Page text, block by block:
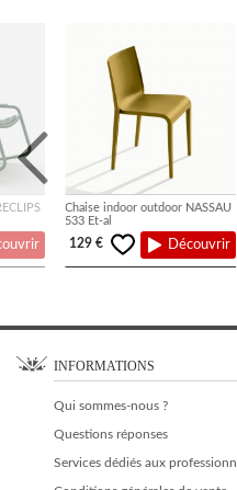
Chaise indoor outdoor NASSAU
533 Et-al
129 € Découvrir
INFORMATIONS
Qui sommes-nous ?
Questions réponses
Services dédiés aux